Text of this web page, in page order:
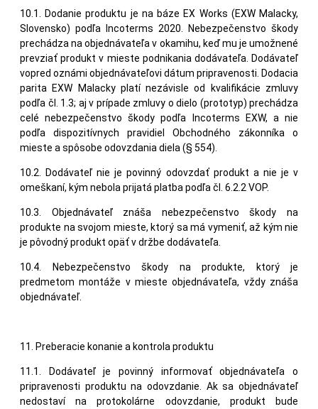
10.1. Dodanie produktu je na báze EX Works (EXW Malacky,
Slovensko) podľa Incoterms 2020. Nebezpečenstvo škody
prechádza na objednávateľa v okamihu, keď mu je umožnené
prevziať produkt v mieste podnikania dodávateľa. Dodávateľ
vopred oznámi objednávateľovi dátum pripravenosti. Dodacia
parita EXW Malacky platí nezávisle od kvalifikácie zmluvy
podľa čl. 1.3; aj v prípade zmluvy o dielo (prototyp) prechádza
celé nebezpečenstvo škody podľa Incoterms EXW, a nie
podľa dispozitívnych pravidiel Obchodného zákonníka o
mieste a spôsobe odovzdania diela (§ 554).
10.2. Dodávateľ nie je povinný odovzdať produkt a nie je v
omeškaní, kým nebola prijatá platba podľa čl. 6.2.2 VOP.
10.3. Objednávateľ znáša nebezpečenstvo škody na
produkte na svojom mieste, ktorý sa má vymeniť, až kým nie
je pôvodný produkt opäť v držbe dodávateľa.
10.4. Nebezpečenstvo škody na produkte, ktorý je
predmetom montáže v mieste objednávateľa, vždy znáša
objednávateľ.
11. Preberacie konanie a kontrola produktu
11.1. Dodávateľ je povinný informovať objednávateľa o
pripravenosti produktu na odovzdanie. Ak sa objednávateľ
nedostaví na protokolárne odovzdanie, produkt bude